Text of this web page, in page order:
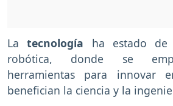
Latecnología ha estado
robótica, donde se
herramientas para innovar
benefician la ciencia y la